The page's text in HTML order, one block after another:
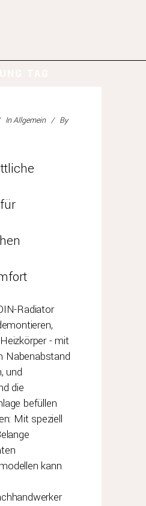
InAllgemein
By
Radiator
- mit
Nabenabstand
und
die
befüllen
Mit speziell
kann